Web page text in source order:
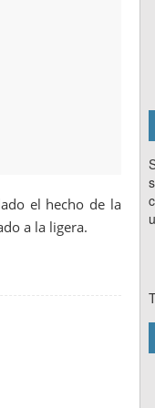
el hecho de la
a la ligera.